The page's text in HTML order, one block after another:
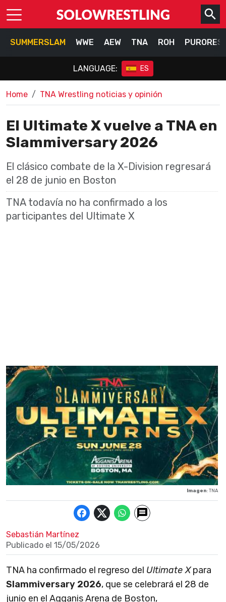
SUMMERSLAM WWE AEW TNA ROH
LANGUAGE: ES
Home TNA Wrestling noticias y opinión
El Ultimate X vuelve a TNA en
Slammiversary 2026
El clásico combate de la X-Division regresará
el 28 de junio en Boston
TNA todavía no ha confirmado a los
participantes del Ultimate X
Imagen: TNA
Sebastián Martínez
Publicado el 15/05/2026
TNA ha confirmado el regreso del Ultimate Xpara
Slammiversary 2026, que se celebrará el 28 de
junio en el Agganis Arena de Boston,